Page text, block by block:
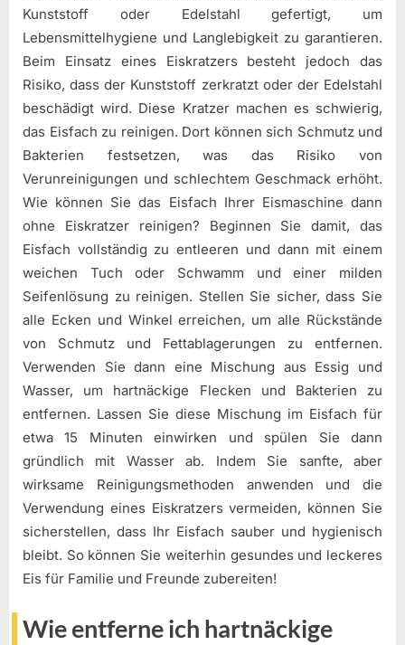
Kunststoff oder Edelstahl gefertigt, um
Lebensmittelhygiene und Langlebigkeit zu garantieren.
Beim Einsatz eines Eiskratzers besteht jedoch das
Risiko, dass der Kunststoff zerkratzt oder der Edelstahl
beschädigt wird. Diese Kratzer machen es schwierig,
das Eisfach zu reinigen. Dort können sich Schmutz und
Bakterien festsetzen, was das Risiko von
Verunreinigungen und schlechtem Geschmack erhöht.
Wie können Sie das Eisfach Ihrer Eismaschine dann
ohne Eiskratzer reinigen? Beginnen Sie damit, das
Eisfach vollständig zu entleeren und dann mit einem
weichen Tuch oder Schwamm und einer milden
Seifenlösung zu reinigen. Stellen Sie sicher, dass Sie
alle Ecken und Winkel erreichen, um alle Rückstände
von Schmutz und Fettablagerungen zu entfernen.
Verwenden Sie dann eine Mischung aus Essig und
Wasser, um hartnäckige Flecken und Bakterien zu
entfernen. Lassen Sie diese Mischung im Eisfach für
etwa 15 Minuten einwirken und spülen Sie dann
gründlich mit Wasser ab. Indem Sie sanfte, aber
wirksame Reinigungsmethoden anwenden und die
Verwendung eines Eiskratzers vermeiden, können Sie
sicherstellen, dass Ihr Eisfach sauber und hygienisch
bleibt. So können Sie weiterhin gesundes und leckeres
Eis für Familie und Freunde zubereiten!
Wie entferne ich hartnäckige